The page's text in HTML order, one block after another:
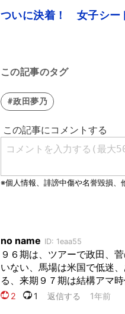
ついに決着！ 女子シー
この記事のタグ
#政田夢乃